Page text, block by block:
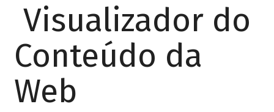
Visualizador do
Conteúdo da
Web